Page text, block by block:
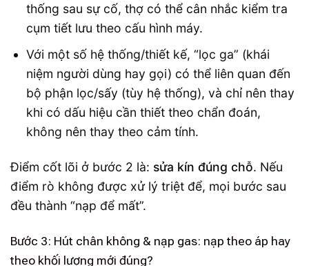
thống sau sự cố, thợ có thể cân nhắc kiểm tra
cụm tiết lưu theo cấu hình máy.
Với một số hệ thống/thiết kế, “lọc ga” (khái
niệm người dùng hay gọi) có thể liên quan đến
bộ phận lọc/sấy (tùy hệ thống), và chỉ nên thay
khi có dấu hiệu cần thiết theo chẩn đoán,
không nên thay theo cảm tính.
Điểm cốt lõi ở bước 2 là: sửa kín đúng chỗ. Nếu
điểm rò không được xử lý triệt để, mọi bước sau
đều thành “nạp để mất”.
Bước 3: Hút chân không & nạp gas: nạp theo áp hay
theo khối lượng mới đúng?